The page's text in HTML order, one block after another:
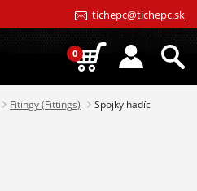
tichepc@tichepc.sk
0
Fitingy (Fittings) Spojky hadíc